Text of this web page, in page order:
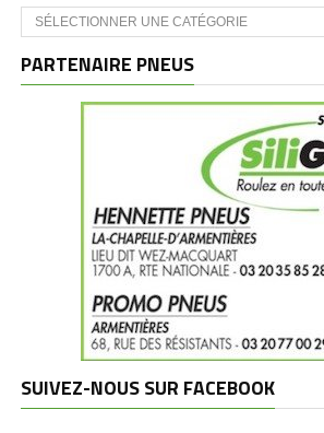
Catégories
et
PARTENAIRE PNEUS
SUIVEZ-NOUS SUR FACEBOOK